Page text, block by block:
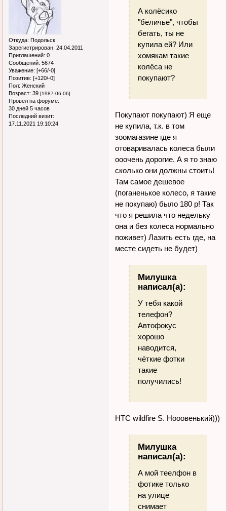
Откуда: Подольск
Зарегистрирован: 24.04.2011
Приглашений: 0
Сообщений: 5674
Уважение: [+66/-0]
Позитив: [+120/-0]
Пол: Женский
Возраст: 39 [1987-06-06]
Провел на форуме:
30 дней 5 часов
Последний визит:
17.11.2021 19:10:24
А колёсико
"беличье", чтобы
бегать, ты не
купила ей? Или
хомякам такие
колёса не
покупают?
Покупают покупают) Я еще
не купила, т.к. в том
зоомагазине где я
отоваривалась колеса были
ооочень дорогие. А я то знаю
сколько они должны стоить!
Там самое дешевое
(поганенькое колесо, я такие
не покупаю) было 180 р! Так
что я решила что недельку
она и без колеса нормально
поживет) Лазить есть где, на
месте сидеть не будет)
Милушка
написал(а):
У тебя какой
телефон?
Автофокус
хорошо
наводится,
чёткие фотки
такие
получились!
HTC wildfire S. Нооовенький)))
Милушка
написал(а):
А мой теелфон в
фотике только
на улице
снимает